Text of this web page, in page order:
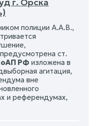
полиции А.А.В.,
ст.
РФ изложена в
агитация,
вне
и референдумах,